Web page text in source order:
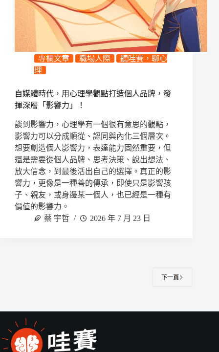
專欄文章 職場人際
聽哇賽，聊心
理
自媒體時代，用心理學觀點打造個人品牌，發
揮深層「影響力」！
談到影響力，心理學有一個很有意思的觀點，
影響力可以分成順從、認同與內化三個層次。
想要創造個人影響力，表達能力固然重要，但
還是需要從個人品牌、思考決策、說出想法、
放大信念，到最後活出自己的選擇。真正的影
響力，更像是一種善的傳承，即使只是影響孩
子、親友，或身邊某一個人，也已經是一種有
價值的影響力。
蔡 宇哲
2026 年 7 月 23 日
下一頁